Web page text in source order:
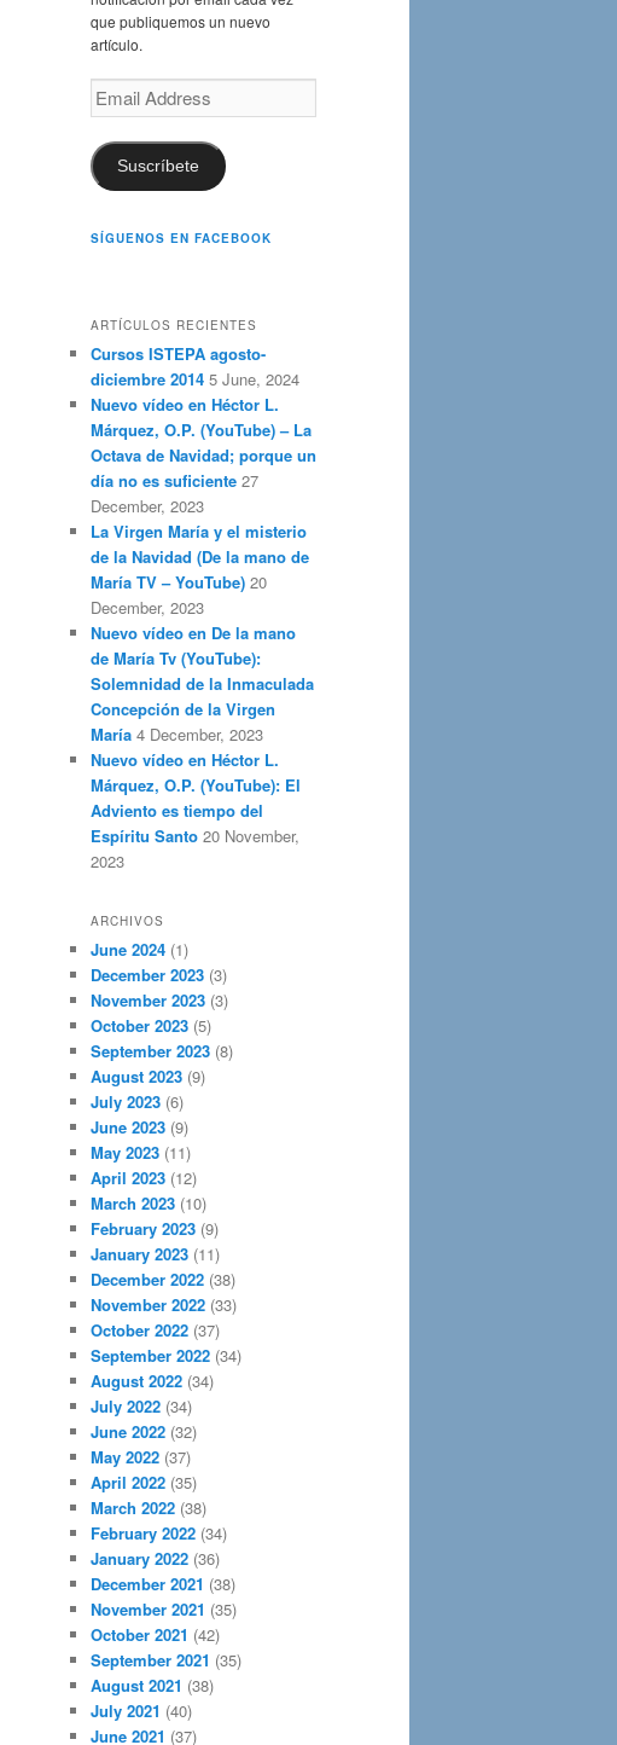
que publiquemos un nuevo
artículo.
Email
Address
Suscríbete
SÍGUENOS EN FACEBOOK
ARTÍCULOS RECIENTES
Cursos ISTEPA agosto-
diciembre 2014 5 June, 2024
Nuevo vídeo en Héctor L.
Márquez, O.P. (YouTube) – La
Octava de Navidad; porque un
día no es suficiente 27
December, 2023
La Virgen María y el misterio
de la Navidad (De la mano de
María TV – YouTube) 20
December, 2023
Nuevo vídeo en De la mano
de María Tv (YouTube):
Solemnidad de la Inmaculada
Concepción de la Virgen
María 4 December, 2023
Nuevo vídeo en Héctor L.
Márquez, O.P. (YouTube): El
Adviento es tiempo del
Espíritu Santo 20 November,
2023
ARCHIVOS
June 2024 (1)
December 2023 (3)
November 2023 (3)
October 2023 (5)
September 2023 (8)
August 2023 (9)
July 2023 (6)
June 2023 (9)
May 2023 (11)
April 2023 (12)
March 2023 (10)
February 2023 (9)
January 2023 (11)
December 2022 (38)
November 2022 (33)
October 2022 (37)
September 2022 (34)
August 2022 (34)
July 2022 (34)
June 2022 (32)
May 2022 (37)
April 2022 (35)
March 2022 (38)
February 2022 (34)
January 2022 (36)
December 2021 (38)
November 2021 (35)
October 2021 (42)
September 2021 (35)
August 2021 (38)
July 2021 (40)
June 2021 (37)